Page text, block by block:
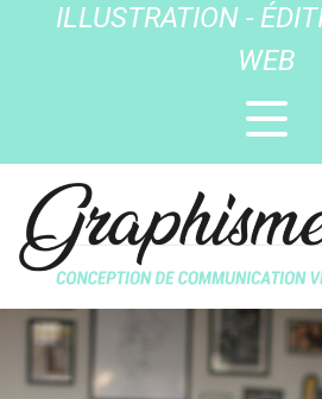
ILLUSTRATION -
WEB